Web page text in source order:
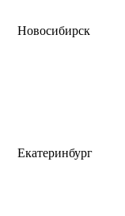
Новосибирск
Екатеринбург